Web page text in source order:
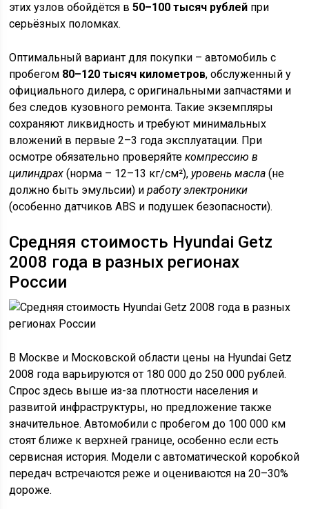
этих узлов обойдётся в50–100 тысяч рублей при
серьёзных поломках.
Оптимальный вариант для покупки – автомобиль с
пробегом 80–120 тысяч километров, обслуженный у
официального дилера, с оригинальными запчастями и
без следов кузовного ремонта. Такие экземпляры
сохраняют ликвидность и требуют минимальных
вложений в первые 2–3 года эксплуатации. При
осмотре обязательно проверяйтекомпрессию в
цилиндрах (норма – 12–13 кг/см²), уровень масла (не
должно быть эмульсии) иработу электроники
(особенно датчиков ABS и подушек безопасности).
Средняя стоимость Hyundai Getz
2008 года в разных регионах
России
В Москве и Московской области цены на Hyundai Getz
2008 года варьируются от 180 000 до 250 000 рублей.
Спрос здесь выше из-за плотности населения и
развитой инфраструктуры, но предложение также
значительное. Автомобили с пробегом до 100 000 км
стоят ближе к верхней границе, особенно если есть
сервисная история. Модели с автоматической коробкой
передач встречаются реже и оцениваются на 20–30%
дороже.